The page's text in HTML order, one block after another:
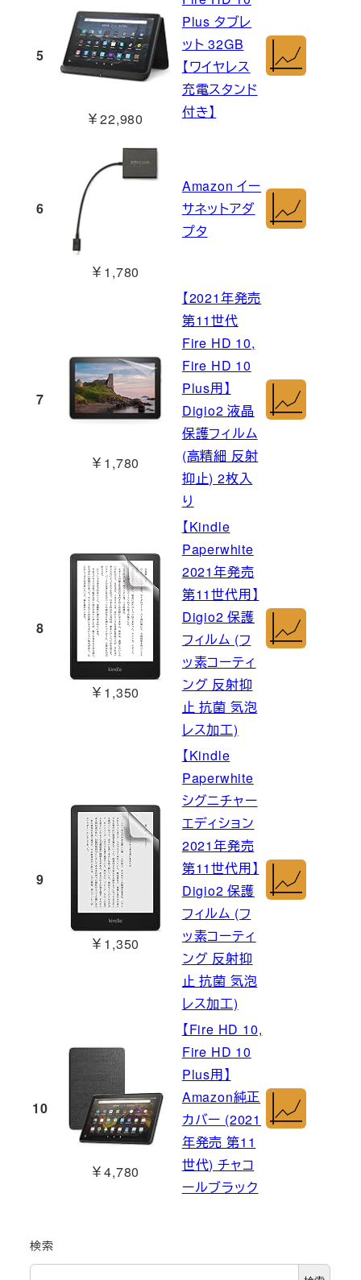
5
￥22,980
Plus タブレ
ット 32GB
【ワイヤレス
充電スタンド
付き】
6
￥1,780
Amazon イー
サネットアダ
プタ
7
￥1,780
【2021年発売
第11世代
Fire HD 10,
Fire HD 10
Plus用】
Digio2 液晶
保護フィルム
(高精細 反射
抑止) 2枚入
り
8
￥1,350
【Kindle
Paperwhite
2021年発売
第11世代用】
Digio2 保護
フィルム (フ
ッ素コーティ
ング 反射抑
止 抗菌 気泡
レス加工)
9
￥1,350
【Kindle
Paperwhite
シグニチャー
エディション
2021年発売
第11世代用】
Digio2 保護
フィルム (フ
ッ素コーティ
ング 反射抑
止 抗菌 気泡
レス加工)
10
￥4,780
【Fire HD 10,
Fire HD 10
Plus用】
Amazon純正
カバー (2021
年発売 第11
世代) チャコ
ールブラック
検索